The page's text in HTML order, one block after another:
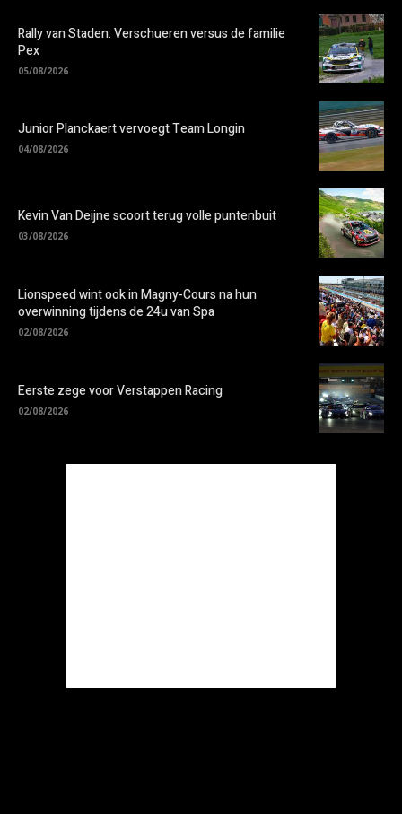
Rally van Staden: Verschueren versus de familie
Pex
05/08/2026
Junior Planckaert vervoegt Team Longin
04/08/2026
Kevin Van Deijne scoort terug volle puntenbuit
03/08/2026
Lionspeed wint ook in Magny-Cours na hun
overwinning tijdens de 24u van Spa
02/08/2026
Eerste zege voor Verstappen Racing
02/08/2026